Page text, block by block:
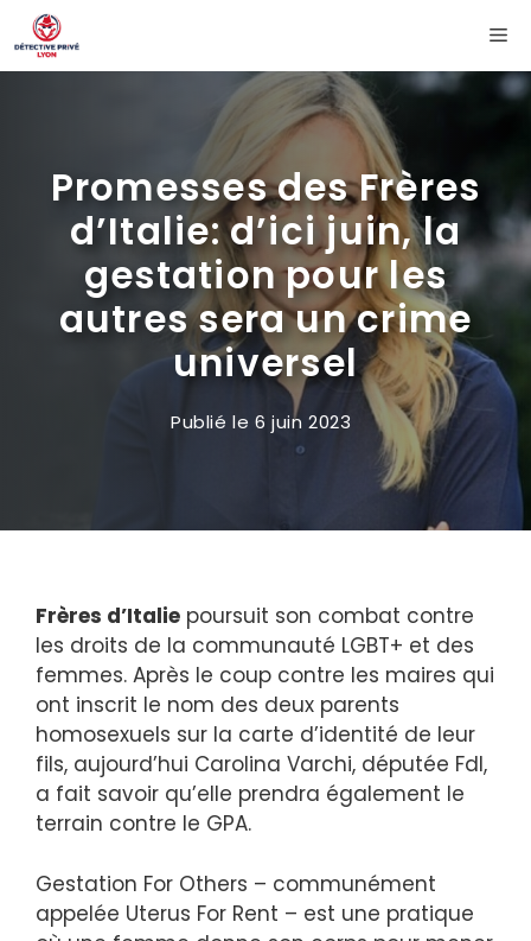
Aller
au
contenu
Promesses des Frères
d’Italie: d’ici juin, la
gestation pour les
autres sera un crime
universel
Publié le 6 juin 2023
Frères d’Italie poursuit son combat contre
les droits de la communauté LGBT+ et des
femmes. Après le coup contre les maires qui
ont inscrit le nom des deux parents
homosexuels sur la carte d’identité de leur
fils, aujourd’hui Carolina Varchi, députée FdI,
a fait savoir qu’elle prendra également le
terrain contre le GPA.
Gestation For Others – communément
appelée Uterus For Rent – ​​est une pratique